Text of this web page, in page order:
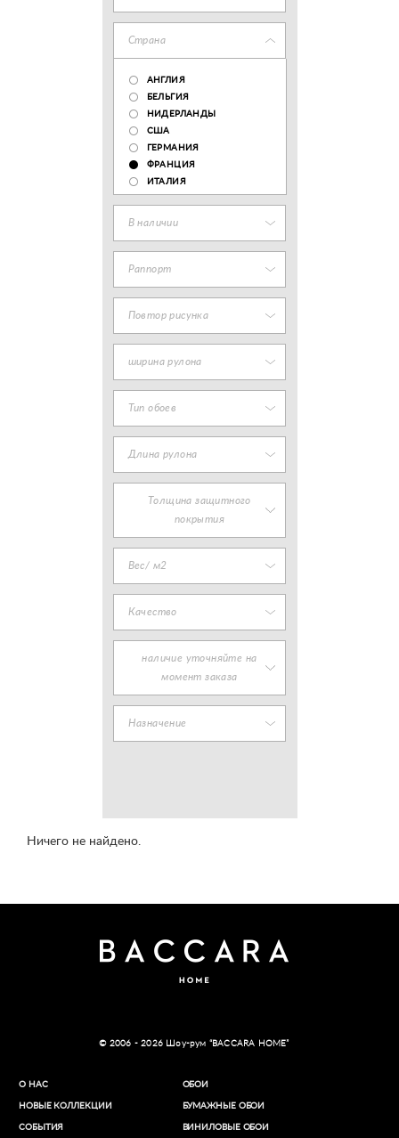
Страна
АНГЛИЯ
БЕЛЬГИЯ
НИДЕРЛАНДЫ
США
ГЕРМАНИЯ
ФРАНЦИЯ
ИТАЛИЯ
В наличии
Раппорт
Повтор рисунка
ширина рулона
Тип обоев
Длина рулона
Толщина защитного
покрытия
Вес/ м2
Качество
наличие уточняйте на
момент заказа
Назначение
Ничего не найдено.
© 2006 - 2026 Шоу-рум “BACCARA HOME”
О НАС
НОВЫЕ КОЛЛЕКЦИИ
СОБЫТИЯ
ОБОИ
БУМАЖНЫЕ ОБОИ
ВИНИЛОВЫЕ ОБОИ​